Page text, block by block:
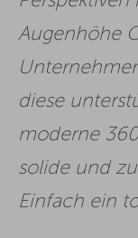
Augenhöhe
diese
moderne
solide und
Einfach ein